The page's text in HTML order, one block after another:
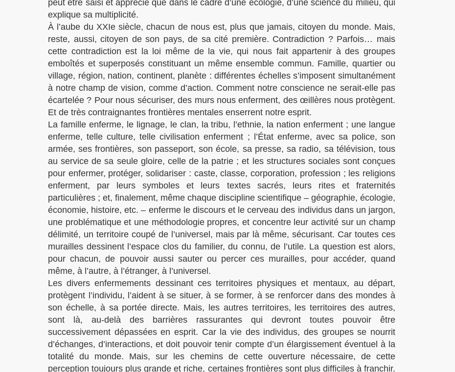
peut être saisi et apprécié que dans le cadre d’une écologie, d’une science du milieu, qui
explique sa multiplicité.
À l’aube du XXIe siècle, chacun de nous est, plus que jamais, citoyen du monde. Mais,
reste, aussi, citoyen de son pays, de sa cité première. Contradiction ? Parfois… mais
cette contradiction est la loi même de la vie, qui nous fait appartenir à des groupes
emboîtés et superposés constituant un même ensemble commun. Famille, quartier ou
village, région, nation, continent, planète : différentes échelles s’imposent simultanément
à notre champ de vision, comme d’action. Comment notre conscience ne serait-elle pas
écartelée ? Pour nous sécuriser, des murs nous enferment, des œillères nous protègent.
Et de très contraignantes frontières mentales enserrent notre esprit.
La famille enferme, le lignage, le clan, la tribu, l’ethnie, la nation enferment ; une langue
enferme, telle culture, telle civilisation enferment ; l’État enferme, avec sa police, son
armée, ses frontières, son passeport, son école, sa presse, sa radio, sa télévision, tous
au service de sa seule gloire, celle de la patrie ; et les structures sociales sont conçues
pour enfermer, protéger, solidariser : caste, classe, corporation, profession ; les religions
enferment, par leurs symboles et leurs textes sacrés, leurs rites et fraternités
particulières ; et, finalement, même chaque discipline scientifique – géographie, écologie,
économie, histoire, etc. – enferme le discours et le cerveau des individus dans un jargon,
une problématique et une méthodologie propres, et concentre leur activité sur un champ
délimité, un territoire coupé de l’universel, mais par là même, sécurisant. Car toutes ces
murailles dessinent l’espace clos du familier, du connu, de l’utile. La question est alors,
pour chacun, de pouvoir aussi sauter ou percer ces murailles, pour accéder, quand
même, à l’autre, à l’étranger, à l’universel.
Les divers enfermements dessinant ces territoires physiques et mentaux, au départ,
protègent l’individu, l’aident à se situer, à se former, à se renforcer dans des mondes à
son échelle, à sa portée directe. Mais, les autres territoires, les territoires des autres,
sont là, au-delà des barrières rassurantes qui devront toutes pouvoir être
successivement dépassées en esprit. Car la vie des individus, des groupes se nourrit
d’échanges, d’interactions, et doit pouvoir tenir compte d’un élargissement éventuel à la
totalité du monde. Mais, sur les chemins de cette ouverture nécessaire, de cette
perception toujours plus grande et riche, certaines frontières sont plus difficiles à franchir.